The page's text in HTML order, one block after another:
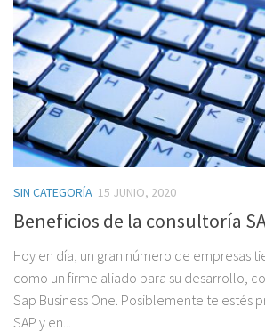
SIN CATEGORÍA 15 JUNIO, 2020
Beneficios de la consultoría
Hoy en día, un gran número de empresas
como un firme aliado para su desarrollo,
Sap Business One. Posiblemente te estés
SAP y en...